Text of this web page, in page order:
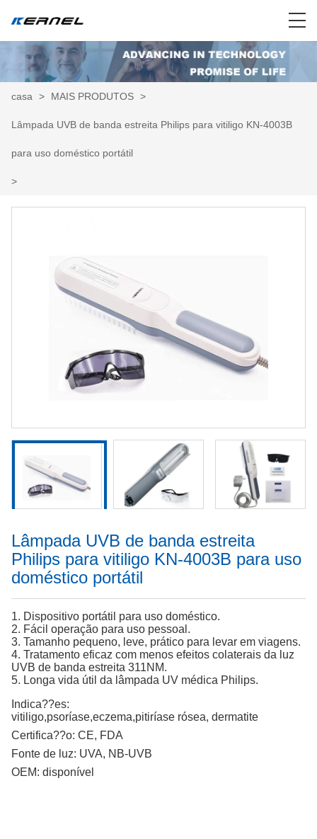
casa > MAIS PRODUTOS >
Lâmpada UVB de banda estreita Philips para vitiligo KN-4003B
para uso doméstico portátil
>
Lâmpada UVB de banda estreita
Philips para vitiligo KN-4003B para uso
doméstico portátil
1. Dispositivo portátil para uso doméstico.
2. Fácil operação para uso pessoal.
3. Tamanho pequeno, leve, prático para levar em viagens.
4. Tratamento eficaz com menos efeitos colaterais da luz
UVB de banda estreita 311NM.
5. Longa vida útil da lâmpada UV médica Philips.
Indica??es:
vitiligo,psoríase,eczema,pitiríase rósea, dermatite
Certifica??o: CE, FDA
Fonte de luz: UVA, NB-UVB
OEM: disponível